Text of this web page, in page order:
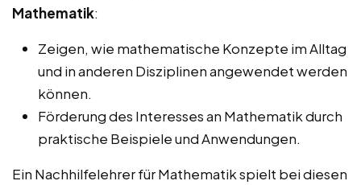
Mathematik:
Zeigen, wie mathematische Konzepte im Alltag
und in anderen Disziplinen angewendet werden
können.
Förderung des Interesses an Mathematik durch
praktische Beispiele und Anwendungen.
Ein Nachhilfelehrer für Mathematik spielt bei diesen